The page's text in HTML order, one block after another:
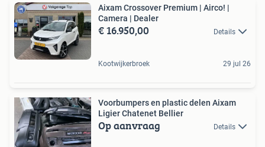
Aixam Crossover Premium | Airco! |
Camera | Dealer
€ 16.950,00 Details
Kootwijkerbroek 29 jul 26
Voorbumpers en plastic delen Aixam
Ligier Chatenet Bellier
Op aanvraag Details